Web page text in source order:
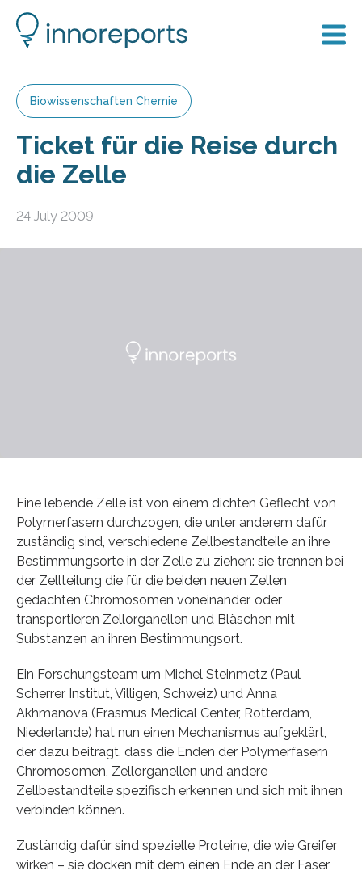
Biowissenschaften Chemie
Ticket für die Reise durch
die Zelle
24 July 2009
Eine lebende Zelle ist von einem dichten Geflecht von
Polymerfasern durchzogen, die unter anderem dafür
zuständig sind, verschiedene Zellbestandteile an ihre
Bestimmungsorte in der Zelle zu ziehen: sie trennen bei
der Zellteilung die für die beiden neuen Zellen
gedachten Chromosomen voneinander, oder
transportieren Zellorganellen und Bläschen mit
Substanzen an ihren Bestimmungsort.
Ein Forschungsteam um Michel Steinmetz (Paul
Scherrer Institut, Villigen, Schweiz) und Anna
Akhmanova (Erasmus Medical Center, Rotterdam,
Niederlande) hat nun einen Mechanismus aufgeklärt,
der dazu beiträgt, dass die Enden der Polymerfasern
Chromosomen, Zellorganellen und andere
Zellbestandteile spezifisch erkennen und sich mit ihnen
verbinden können.
Zuständig dafür sind spezielle Proteine, die wie Greifer
wirken – sie docken mit dem einen Ende an der Faser